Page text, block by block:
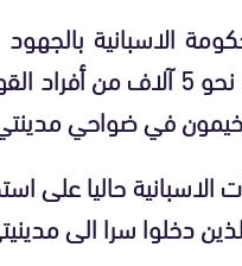
الاسبانية
في ضواحي
حاليا على
دخلوا سرا الى